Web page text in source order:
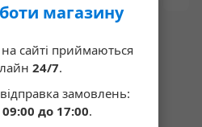
4
магазину
сайті приймаються
24/7.
замовлень:
до 17:00.